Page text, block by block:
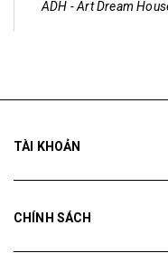
ADH - Art Dream
TÀI KHOẢN
CHÍNH SÁCH